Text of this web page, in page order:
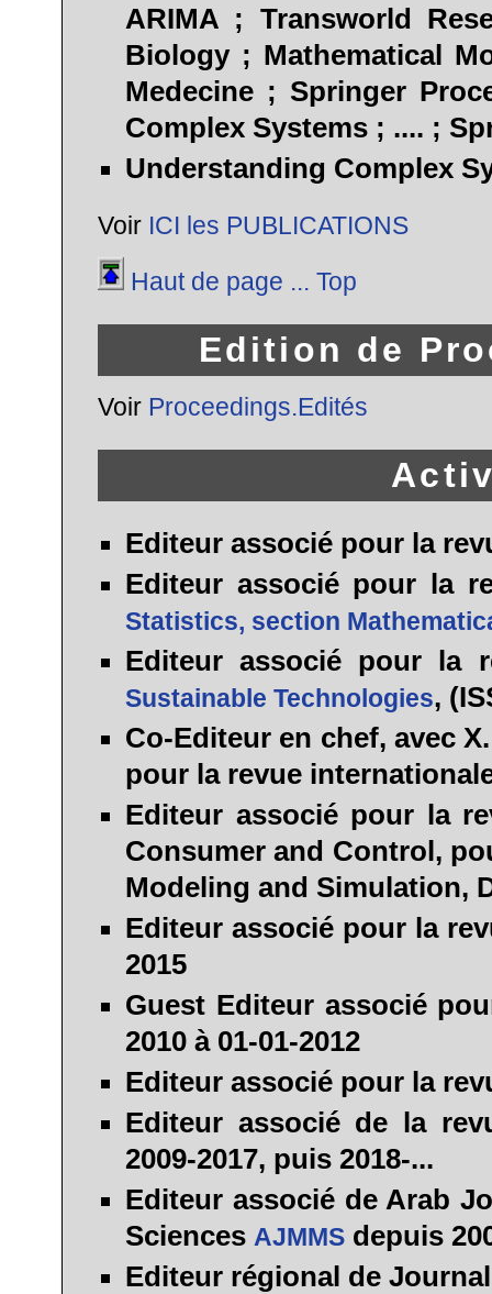
ARIMA ; Transworld
Biology ; Mathematical
Medecine ; Springer
Complex Systems ; .... ;
Understanding Complex
Voir ICI les PUBLICATIONS
Haut de page ... Top
Edition de
Voir Proceedings.Edités
Editeur associé pour la
Editeur associépour la
Statistics, section
Editeur associé pour la
Sustainable Technologies,
Co-Editeur en chef, avec
pour la revue
Editeur associépour la
Consumer and Control,
Modeling and Simulation,
Editeur associépour la
2015
Guest Editeur associé
2010 à 01-01-2012
Editeur associé pour la
Editeur associéde la
2009-2017, puis 2018-...
Editeur associéde Arab
Sciences AJMMS depuis
Editeur régional de